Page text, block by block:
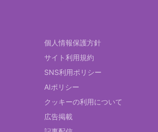
個人情報保護方針
サイト利用規約
SNS利用ポリシー
AIポリシー
クッキーの利用について
広告掲載